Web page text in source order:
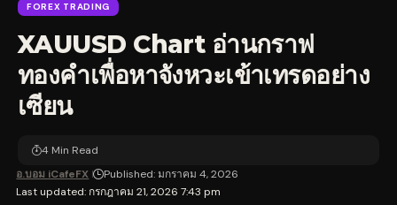
FOREX TRADING
XAUUSD Chart อ่านกราฟ
ทองคำเพื่อหาจังหวะเข้าเทรดอย่าง
เซียน
Last updated: กรกฎาคม 21, 2026 7:43 pm
อ.บอม iCafeFX Published: มกราคม 4, 2026
4 Min Read